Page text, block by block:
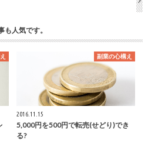
も人気です。
副業の心構え
2016.11.15
5,000円を500円で転売(せどり)でき
る?